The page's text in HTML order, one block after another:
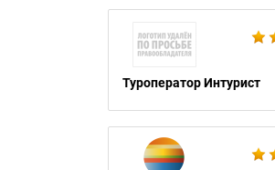
Туроператор Интурист